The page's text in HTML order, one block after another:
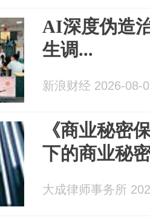
AI深度伪造
生调...
新浪财经 2026-08-
《商业秘密
下的商业秘
大成律师事务所